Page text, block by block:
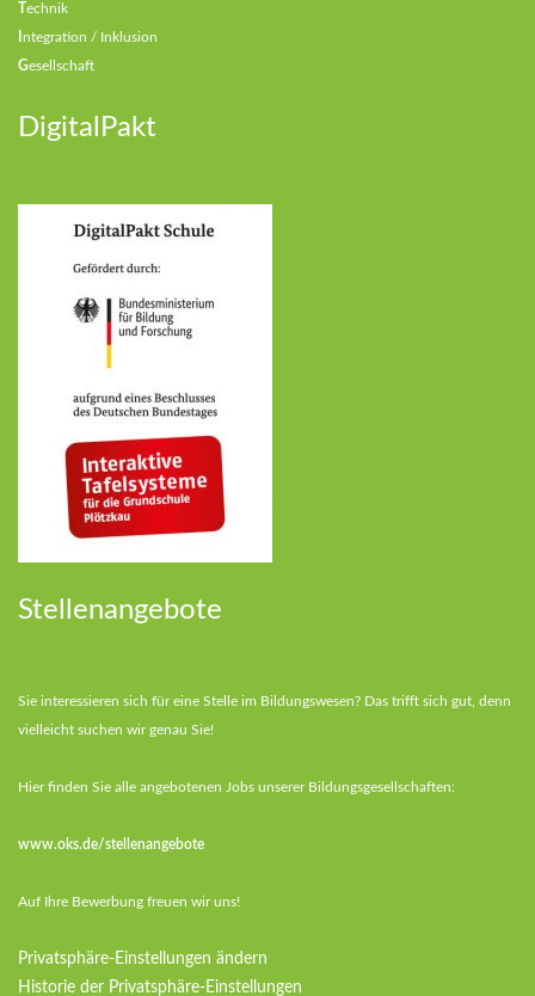
echnik
ntegration / Inklusion
Gesellschaft
DigitalPakt
Stellenangebote
Sie interessieren sich für eine Stelle im Bildungswesen? Das trifft sich gut, denn
vielleicht suchen wir genau Sie!
Hier finden Sie alle angebotenen Jobs unserer Bildungsgesellschaften:
www.oks.de/stellenangebote
Auf Ihre Bewerbung freuen wir uns!
Privatsphäre-Einstellungen ändern
Historie der Privatsphäre-Einstellungen